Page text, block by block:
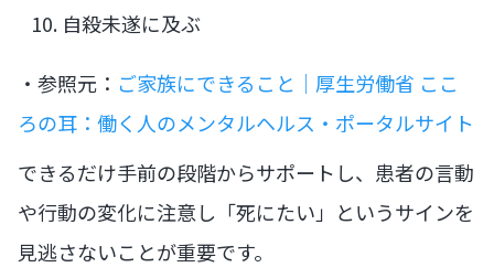
自殺未遂に及ぶ
・参照元： ご家族にできること｜厚生労働省 ここ
ろの耳：働く人のメンタルヘルス・ポータルサイト
できるだけ手前の段階からサポートし、患者の言動
や行動の変化に注意し「死にたい」というサインを
見逃さないことが重要です。